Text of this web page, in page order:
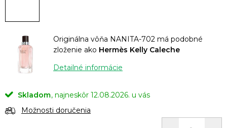
Originálna vôňa NANITA-702 má podobné
zloženie ako Hermès Kelly Caleche
Detailné informácie
Skladom
12.08.2026.
Možnosti doručenia